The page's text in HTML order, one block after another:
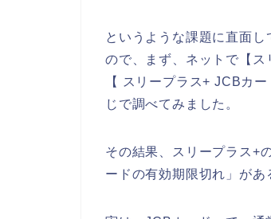
というような課題に直面
ので、まず、ネットで【
【 スリープラス+ JCBカ
じで調べてみました。
その結果、スリープラス+
ードの有効期限切れ」があ